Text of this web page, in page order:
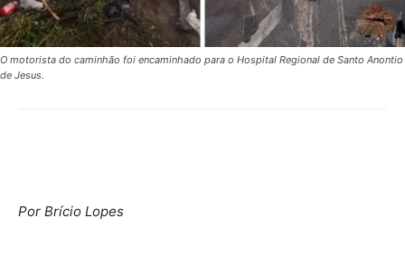
O motorista do caminhão foi encaminhado para o Hospital Regional de Santo Anontio
de Jesus.
Por Brício Lopes